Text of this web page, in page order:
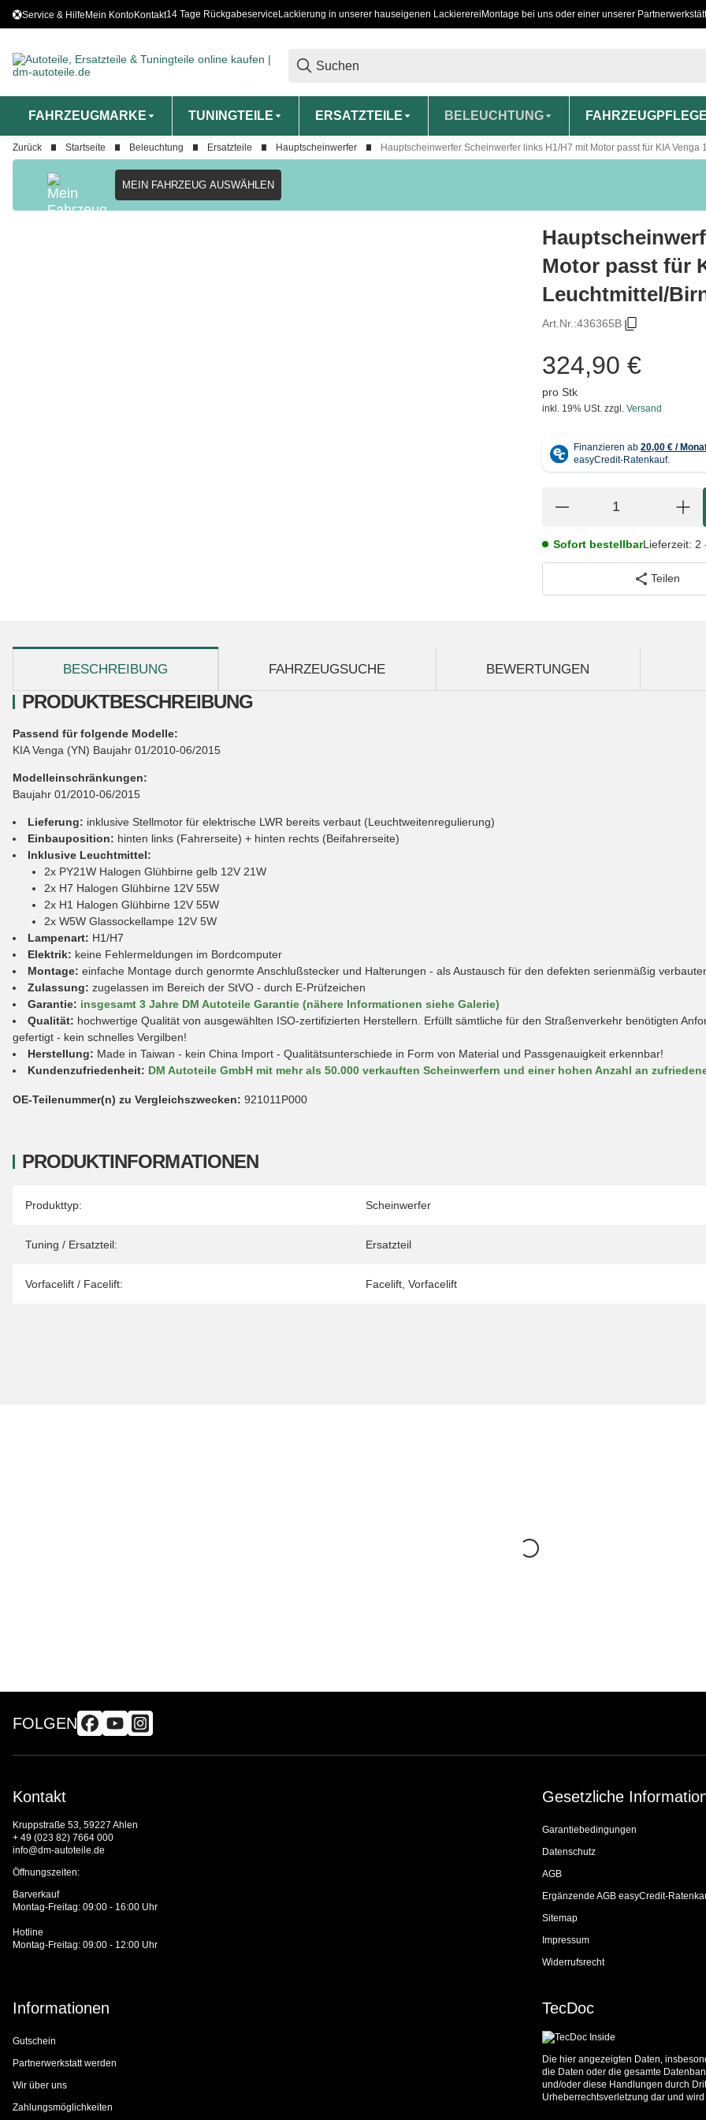
Service & HilfeMein KontoKontakt14 Tage Rückgabeservice Lackierung in unserer hauseigenen Lackiererei Montage bei uns oder einer unserer
FAHRZEUGMARKE TUNINGTEILE ERSATZTEILE BELEUCHTUNG FAHRZEUGPFLEGE
Zurück Startseite Beleuchtung Ersatzteile Hauptscheinwerfer Hauptscheinwerfer Scheinwerfer links H1/H7 mit Motor passt für KIA
MEIN FAHRZEUG AUSWÄHLEN
Motor passt für
Leuchtmittel/
Art.Nr.:436365B
324,90 €
pro Stk
inkl. 19% USt. zzgl. Versand
Sofort bestellbarLieferzeit: 2
Teilen
BESCHREIBUNG FAHRZEUGSUCHE BEWERTUNGEN
PRODUKTINFORMATIONEN
Produkteigenschaft
Wert
Produkttyp: Scheinwerfer
Tuning / Ersatzteil: Ersatzteil
Vorfacelift / Facelift: Facelift Vorfacelift
PRODUKTBESCHREIBUNG
Passend für folgende Modelle:
KIA Venga (YN) Baujahr 01/2010-06/2015
Modelleinschränkungen:
Baujahr 01/2010-06/2015
Lieferung: inklusive Stellmotor für elektrische LWR bereits verbaut (Leuchtweitenregulierung)
Einbauposition: hinten links (Fahrerseite) + hinten rechts (Beifahrerseite)
Inklusive Leuchtmittel:
2x PY21W Halogen Glühbirne gelb 12V 21W
2x H7 Halogen Glühbirne 12V 55W
2x H1 Halogen Glühbirne 12V 55W
2x W5W Glassockellampe 12V 5W
Lampenart: H1/H7
Elektrik: keine Fehlermeldungen im Bordcomputer
Montage: einfache Montage durch genormte Anschlußstecker und Halterungen - als Austausch für den defekten serienmäßig
Zulassung: zugelassen im Bereich der StVO - durch E-Prüfzeichen
Garantie: insgesamt 3 Jahre DM Autoteile Garantie (nähere Informationen siehe Galerie)
Qualität: hochwertige Qualität von ausgewählten ISO-zertifizierten Herstellern. Erfüllt sämtliche für den Straßenverkehr benötigten
gefertigt - kein schnelles Vergilben!
Herstellung: Made in Taiwan - kein China Import - Qualitätsunterschiede in Form von Material und Passgenauigkeit erkennbar!
Kundenzufriedenheit: DM Autoteile GmbH mit mehr als 50.000 verkauften Scheinwerfern und einer hohen Anzahl an
OE-Teilenummer(n) zu Vergleichszwecken: 921011P000
FOLGEN
Kontakt
Kruppstraße 53, 59227 Ahlen
+ 49 (023 82) 7664 000
info@dm-autoteile.de
Öffnungszeiten:
Barverkauf
Montag-Freitag: 09:00 - 16:00 Uhr
Hotline
Montag-Freitag: 09:00 - 12:00 Uhr
Gesetzliche
Garantiebedingungen
Datenschutz
AGB
Ergänzende AGB easyCredit-
Sitemap
Impressum
Widerrufsrecht
Informationen
Gutschein
Partnerwerkstatt werden
Wir über uns
Zahlungsmöglichkeiten
TecDoc
Die hier angezeigten Daten,
die Daten oder die gesamte
und/oder diese Handlungen durch
Urheberrechtsverletzung dar und